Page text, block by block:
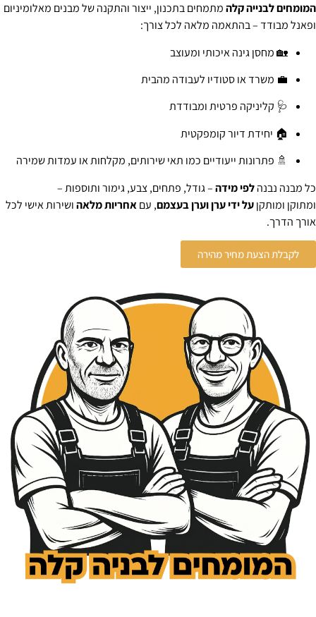
לבנייה קלהמתמחים בתכנון, ייצור והתקנה של מבנים מאלומיניום
מבודד – בהתאמה מלאה לכל צורך:
🏡 מחסן גינה איכותי ומעוצב
💼 משרד או סטודיו לעבודה מהבית
🩺 קליניקה פרטית ומבודדת
🏠 יחידת דיור קומפקטית
🚿 פתרונות ייעודיים כמו תאי שירותים, מקלחות או עמדות שמירה
מבנה נבנהלפי מידה– גודל, פתחים, צבע, גימור ותוספות –
ומותקןעל ידי ערן וערן בעצמם, עםאחריות מלאהושירות אישי לכל
הדרך.
לקבלת הצעת מחיר מהירה